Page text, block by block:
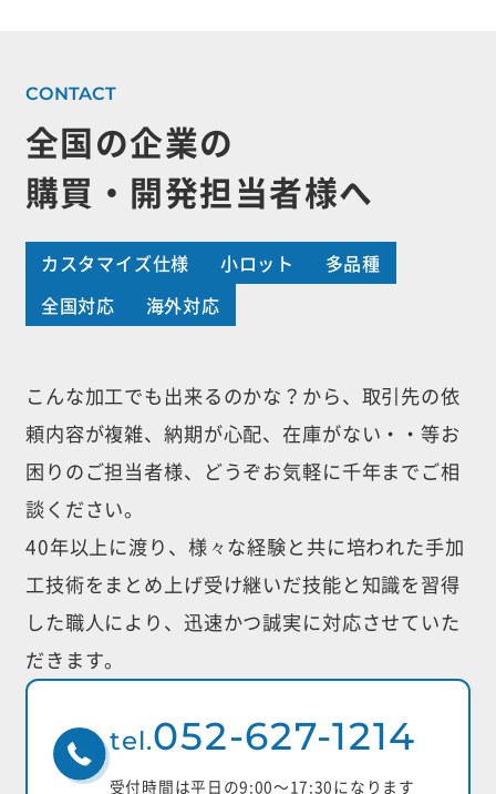
全国の企業の
購買・開発担当者様へ
カスタマイズ仕様 小ロット
多品種
全国対応
海外対応
こんな加工でも出来るのかな？から、取引先の依
頼内容が複雑、納期が心配、 在庫がない・・等お
困りのご担当者様、どうぞお気軽に千年までご相
談ください。
40年以上に渡り、様々な経験と共に培われた手加
工技術をまとめ上げ受け継いだ技能と知識を習得
した職人により、迅速かつ誠実に対応させていた
だきます。
tel.052-627-1214
受付時間は平日の9:00〜17:30になります